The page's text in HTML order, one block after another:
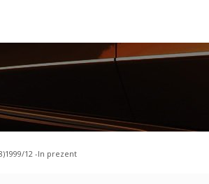
12 -In prezent